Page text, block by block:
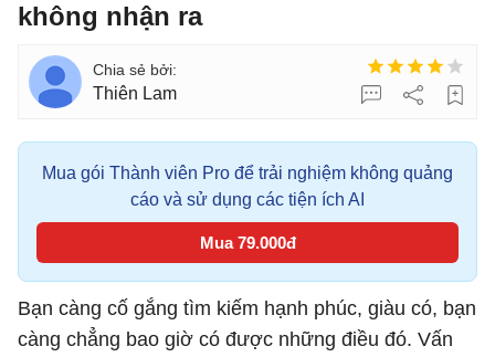
không nhận ra
Thiên Lam
Mua gói Thành viên Pro để trải nghiệm không quảng
cáo và sử dụng các tiện ích AI
Mua 79.000đ
Bạn càng cố gắng tìm kiếm hạnh phúc, giàu có, bạn
càng chẳng bao giờ có được những điều đó. Vấn